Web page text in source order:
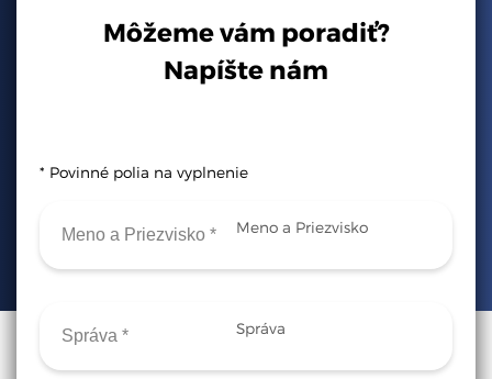
Môžeme vám poradiť?
Napíšte nám
* Povinné polia na vyplnenie
Meno a Priezvisko
Správa